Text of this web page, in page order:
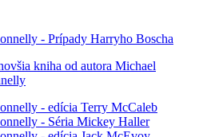
- Prípady Harryho Boscha
kniha od autora Michael
- edícia Terry McCaleb
- Séria Mickey Haller